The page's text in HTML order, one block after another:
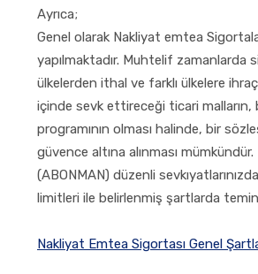
Ayrıca;
Genel olarak Nakliyat emtea
yapılmaktadır. Muhtelif zamanlarda
ülkelerden ithal ve farklı ülkelere
içinde sevk ettireceği ticari malların,
programının olması halinde, bir
güvence altına alınması
(ABONMAN) düzenli
limitleri ile belirlenmiş şartlarda
Nakliyat Emtea Sigortası Genel